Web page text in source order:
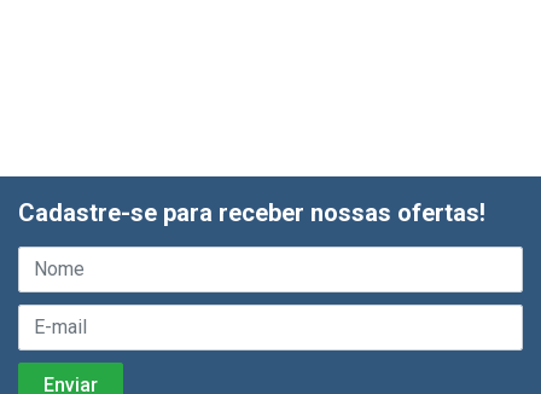
Cadastre-se para receber nossas ofertas!